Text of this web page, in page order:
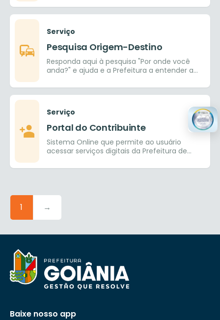
Serviço
Pesquisa Origem-Destino
Responda aqui à pesquisa "Por onde você
anda?" e ajuda e a Prefeitura a entender a
Serviço
Portal do Contribuinte
Sistema Online que permite ao usuário
acessar serviços digitais da Prefeitura de
1 →
Baixe nosso app